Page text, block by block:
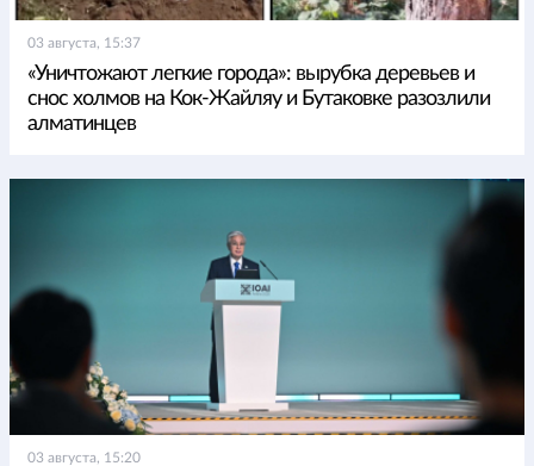
03 августа, 15:37
«Уничтожают легкие города»: вырубка деревьев и
снос холмов на Кок-Жайляу и Бутаковке разозлили
алматинцев
03 августа, 15:20